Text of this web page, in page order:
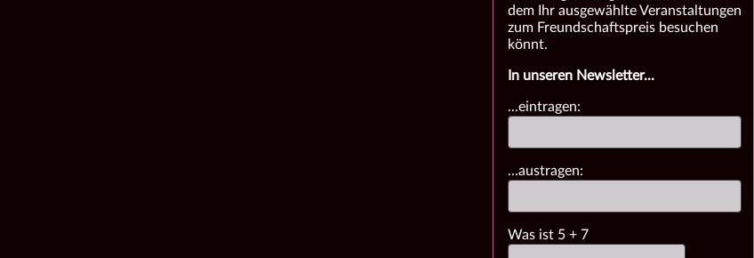
dem Ihr ausgewählte Veranstaltungen
zum Freundschaftspreis besuchen
könnt.
In unseren Newsletter...
...eintragen:
...austragen:
Was ist 5 + 7